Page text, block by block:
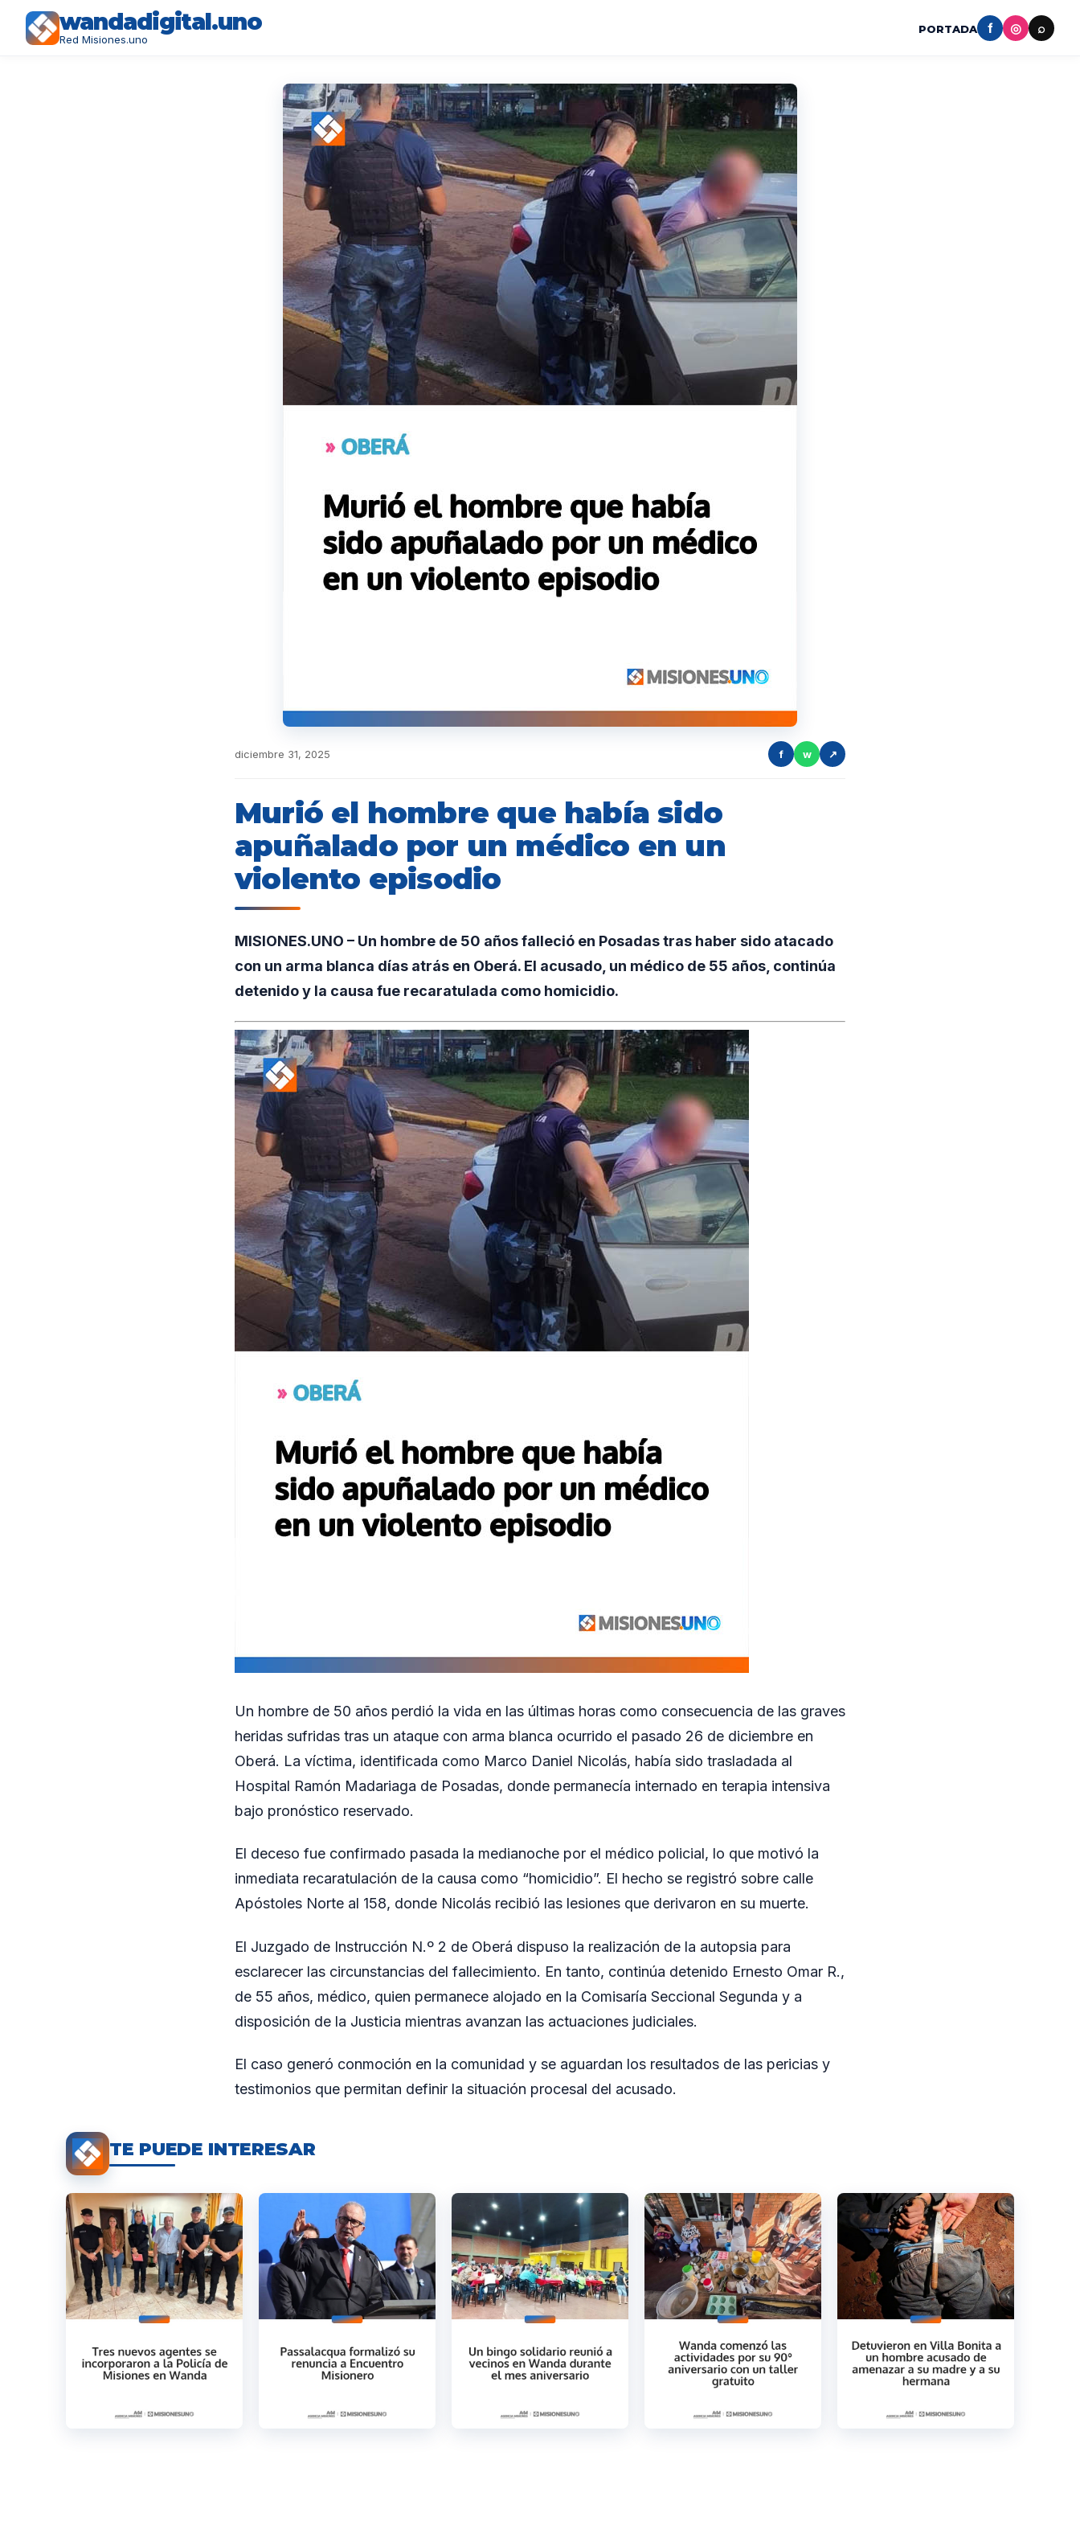
wandadigital.uno
Red Misiones.uno
PORTADA f ◎ ⌕
diciembre 31, 2025 f w ↗
Murió el hombre que había sido
apuñalado por un médico en un
violento episodio
MISIONES.UNO – Un hombre de 50 años falleció en Posadas tras haber sido atacado
con un arma blanca días atrás en Oberá. El acusado, un médico de 55 años, continúa
detenido y la causa fue recaratulada como homicidio.
Un hombre de 50 años perdió la vida en las últimas horas como consecuencia de las graves
heridas sufridas tras un ataque con arma blanca ocurrido el pasado 26 de diciembre en
Oberá. La víctima, identificada como Marco Daniel Nicolás, había sido trasladada al
Hospital Ramón Madariaga de Posadas, donde permanecía internado en terapia intensiva
bajo pronóstico reservado.
El deceso fue confirmado pasada la medianoche por el médico policial, lo que motivó la
inmediata recaratulación de la causa como “homicidio”. El hecho se registró sobre calle
Apóstoles Norte al 158, donde Nicolás recibió las lesiones que derivaron en su muerte.
El Juzgado de Instrucción N.º 2 de Oberá dispuso la realización de la autopsia para
esclarecer las circunstancias del fallecimiento. En tanto, continúa detenido Ernesto Omar R.,
de 55 años, médico, quien permanece alojado en la Comisaría Seccional Segunda y a
disposición de la Justicia mientras avanzan las actuaciones judiciales.
El caso generó conmoción en la comunidad y se aguardan los resultados de las pericias y
testimonios que permitan definir la situación procesal del acusado.
TE PUEDE INTERESAR